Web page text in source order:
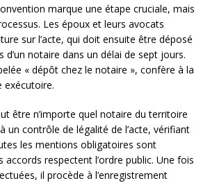
marque une étape cruciale, mais
Les époux et leurs avocats
sur l’acte, qui doit ensuite être déposé
d’un notaire dans un délai de sept jours.
« dépôt chez le notaire », confère à la
exécutoire.
être n’importe quel notaire du territoire
un contrôle de légalité de l’acte, vérifiant
les mentions obligatoires sont
accords respectent l’ordre public. Une fois
il procède à l’enregistrement